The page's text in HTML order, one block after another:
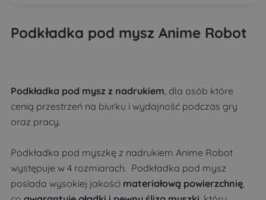
Podkładka pod mysz Anime Robot
Podkładka pod mysz z nadrukiem , dla osób które
cenią przestrzeń na biurku i wydajność podczas gry
oraz pracy.
Podkładka pod myszkę z nadrukiem Anime Robot
występuje w 4 rozmiarach. Podkładka pod mysz
posiada wysokiej jakości materiałową powierzchnię